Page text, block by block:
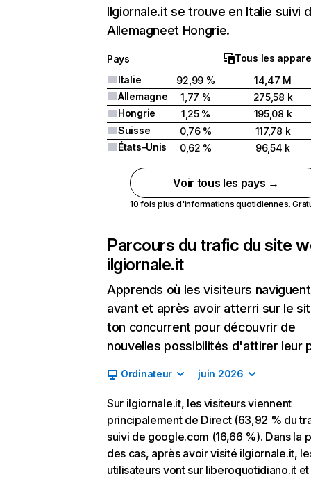
Ilgiornale.it se trouve en Italie suivi
Allemagneet Hongrie.
Pays
Tous les
Italie
92,99 %
14,47 M
Allemagne
1,77 %
275,58 k
Hongrie
1,25 %
195,08 k
Suisse
0,76 %
117,78 k
États-Unis
0,62 % 96,54 k
Voir tous les pays →
10 fois plus d'informations quotidiennes.
Parcours du trafic du site
ilgiornale.it
Apprends où les visiteurs naviguent
avant et après avoir atterri sur le
ton concurrent pour découvrir de
nouvelles possibilités d'attirer leur
Ordinateur juin 2026
Sur ilgiornale.it, les visiteurs viennent
principalement de Direct (63,92 % du
suivi de google.com (16,66 %). Dans la
des cas, après avoir visité ilgiornale.it,
utilisateurs vont sur liberoquotidiano.it et